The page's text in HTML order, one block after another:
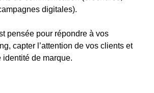
digitales).
pensée pour répondre à vos
capter l’attention de vos clients et
identité de marque.